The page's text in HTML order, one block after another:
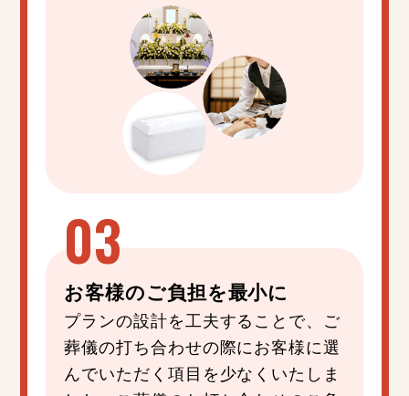
お客様のご負担を最小に
プランの設計を工夫することで、ご
葬儀の打ち合わせの際にお客様に選
んでいただく項目を少なくいたしま